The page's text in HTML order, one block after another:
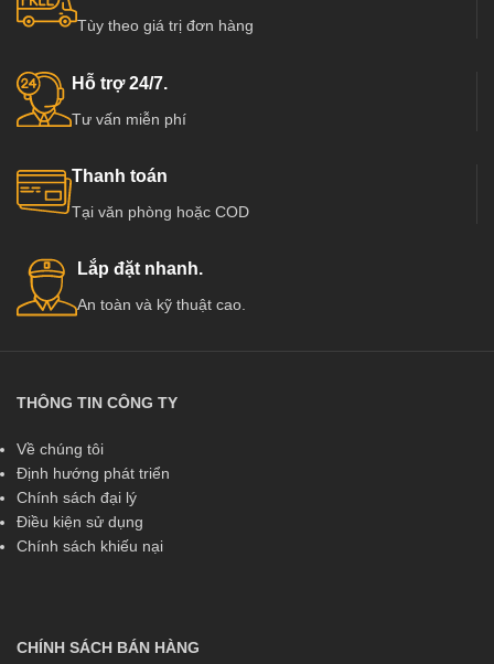
Tùy theo giá trị đơn hàng
Hỗ trợ 24/7.
Tư vấn miễn phí
Thanh toán
Tại văn phòng hoặc COD
Lắp đặt nhanh.
An toàn và kỹ thuật cao.
THÔNG TIN CÔNG TY
Về chúng tôi
Định hướng phát triển
Chính sách đại lý
Điều kiện sử dụng
Chính sách khiếu nại
CHÍNH SÁCH BÁN HÀNG